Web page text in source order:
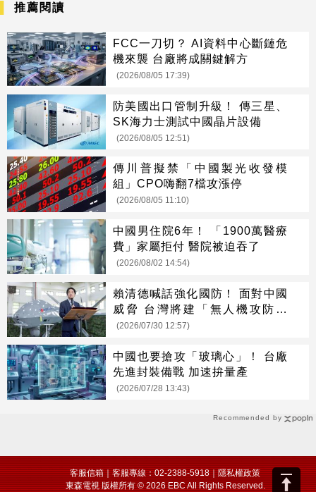
Recommended by
推薦閱讀
FCC一刀切？ AI資料中心斷鏈危
機來襲 台廠將成關鍵解方
(2026/08/05 17:39)
防美國出口管制升級！ 傳三星、
SK海力士測試中國晶片設備
(2026/08/05 12:51)
傳川普擬禁「中國製光收發模
組」CPO嗨翻7檔攻漲停
(2026/08/05 11:10)
中國男住院6年！ 「1900萬醫療
費」家屬拒付 醫院被迫吞了
(2026/08/02 14:54)
賴清德喊話強化國防！ 面對中國
威脅 台灣將建「無人機攻防體
系」
(2026/07/30 12:57)
中國也要搶攻「玻璃心」！ 台廠
先進封裝備戰 加速拚量產
(2026/07/28 13:43)
客服信箱｜客服專線：02-2388-5918｜隱私權政策
東森電視 版權所有 © 2026 EBC All Rights Reserved.